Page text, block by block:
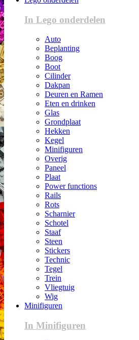
In Lego onderdelen
Auto
Beplanting
Boog
Boot
Cilinder
Dakpan
Deuren en Ramen
Eten en drinken
Glas
Grondplaat
Hekken
Kegel
Minifiguren
Overig
Paneel
Plaat
Power functions
Rails
Rots
Scharnier
Schotel
Staaf
Steen
Stickers
Technic
Tegel
Trein
Vliegtuig
Wig
Minifiguren
In Minifiguren